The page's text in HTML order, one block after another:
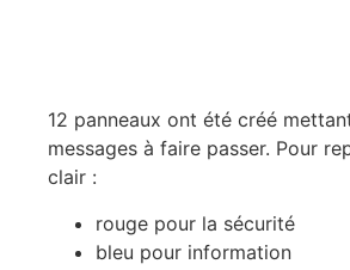
12 panneaux ont été créé
messages à faire passer. Pour
clair :
rouge pour la sécurité
bleu pour information